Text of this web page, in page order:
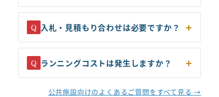
Q 入札・見積もり合わせは必要ですか？
Q ランニングコストは発生しますか？
公共施設向けのよくあるご質問をすべて見る →